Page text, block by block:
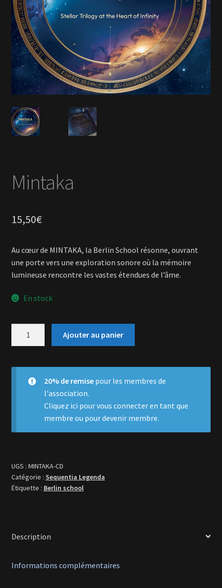
En savoir +
Mon Compte
Mintaka
15,50€
Au cœur de MINTAKA, la Berlin School résonne, ouvrant
une porte vers une exploration sonore où la mémoire
lumineuse rencontre les vastes étendues de l’âme.
En stock
Ajouter au panier
20% de remisepour les membres de
l'association.
Cliquez ici pour vous connecter en tant que
membre ou pour devenir membre.
UGS : MINTAKA-CD
Catégorie : Sequentia Legenda
Étiquette : Berlin school
Description
Informations complémentaires